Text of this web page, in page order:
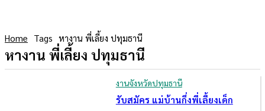
Home Tags หางาน พี่เลี้ยง ปทุมธานี
หางาน พี่เลี้ยง ปทุมธานี
งานจังหวัดปทุมธานี
รับสมัคร แม่บ้านกึ่งพี่เลี้ยงเด็ก